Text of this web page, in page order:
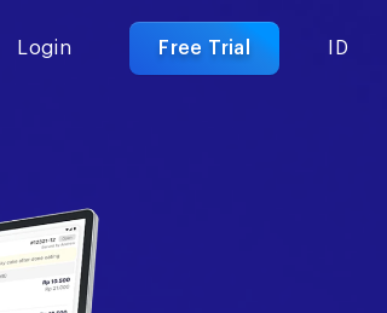
Login Free Trial ID